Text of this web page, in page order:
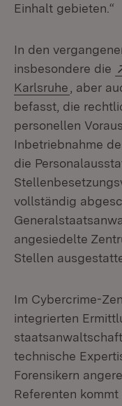
Einhalt gebieten.“
In den
insbesondere die
Karlsruhe (Öffnet
, aber
befasst, die
personellen
Inbetriebnahme
die
vollständig
angesiedelte
Stellen
Im Cybercrime-
integrierten
technische
Forensikern
Referenten